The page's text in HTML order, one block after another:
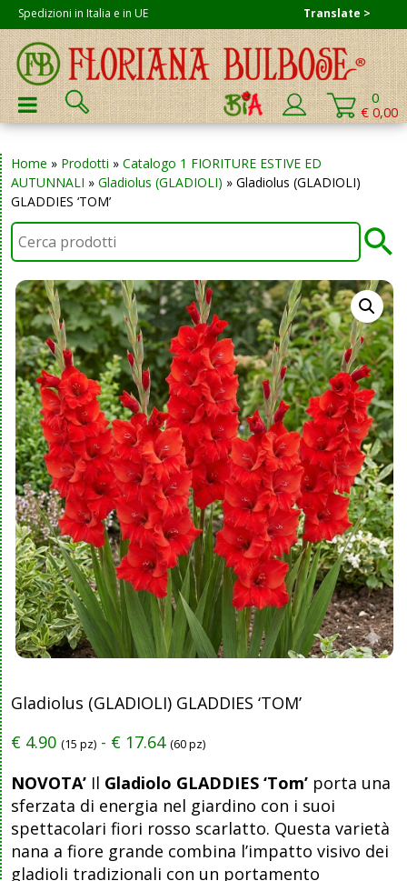
Skip
to
content
Spedizioni in Italia e in UE
Cerca:
0
€ 0,00
PRIMARY MENU
Home » Prodotti » Catalogo 1 FIORITURE ESTIVE ED
AUTUNNALI » Gladiolus (GLADIOLI) » Gladiolus (GLADIOLI)
GLADDIES ‘TOM’
Gladiolus (GLADIOLI) GLADDIES ‘TOM’
€ 4.90 (15 pz) - € 17.64 (60 pz)
NOVOTA’ Il Gladiolo GLADDIES ‘Tom’ porta una
sferzata di energia nel giardino con i suoi
spettacolari fiori rosso scarlatto. Questa varietà
nana a fiore grande combina l’impatto visivo dei
gladioli tradizionali con un portamento
Translate >